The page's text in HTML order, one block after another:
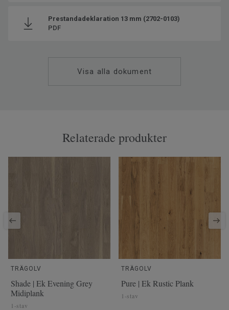
Prestandadeklaration 13 mm (2702-0103)
PDF
Visa alla dokument
Relaterade produkter
TRÄGOLV
Shade | Ek Evening Grey
Midiplank
1-stav
TRÄGOLV
Pure | Ek Rustic Plank
1-stav